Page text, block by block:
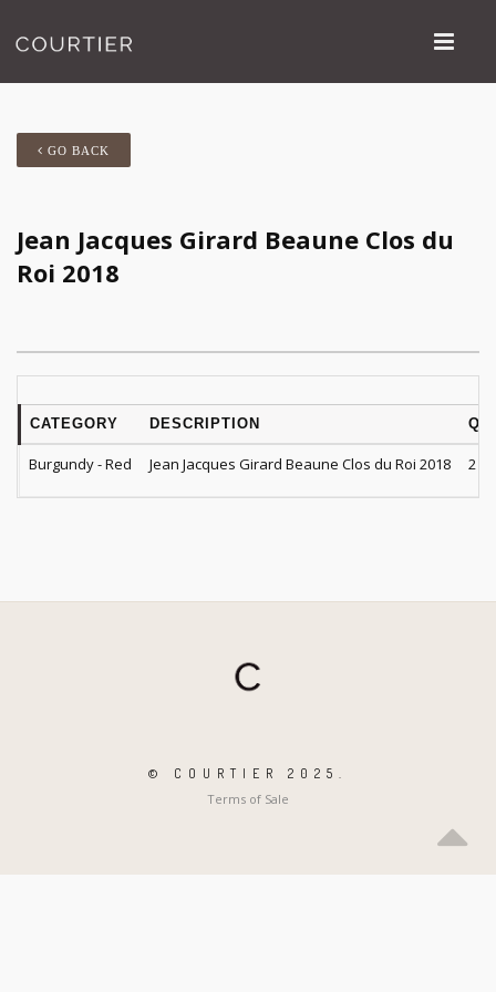
GO BACK
Jean Jacques Girard Beaune Clos du
Roi 2018
CATEGORY DESCRIPTION
Burgundy - Red Jean Jacques Girard Beaune Clos du Roi 2018 2
© COURTIER 2025.
Terms of Sale